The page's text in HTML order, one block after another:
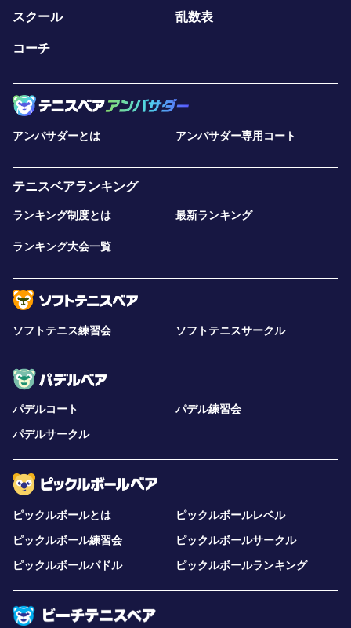
スクール 乱数表
コーチ
アンバサダーとは アンバサダー専用コート
テニスベアランキング
ランキング制度とは 最新ランキング
ランキング大会一覧
ソフトテニス練習会 ソフトテニスサークル
パデルコート
パデル練習会
パデルサークル
ピックルボールとは
ピックルボールレベル
ピックルボール練習会
ピックルボールサークル
ピックルボールパドル
ピックルボールランキング